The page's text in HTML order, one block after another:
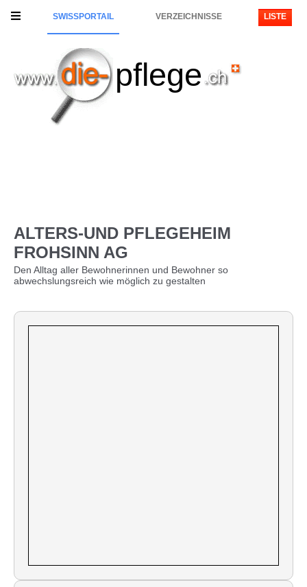
SWISSPORTAIL VERZEICHNISSE LISTE
pflege
ALTERS-UND PFLEGEHEIM
FROHSINN AG
Den Alltag aller Bewohnerinnen und Bewohner so
abwechslungsreich wie möglich zu gestalten